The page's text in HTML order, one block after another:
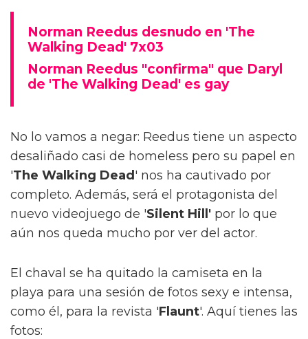
Norman Reedus desnudo en 'The
Walking Dead' 7x03
Norman Reedus "confirma" que Daryl
de 'The Walking Dead' es gay
No lo vamos a negar: Reedus tiene un aspecto
desaliñado casi de homeless pero su papel en
'The Walking Dead ' nos ha cautivado por
completo. Además, será el protagonista del
nuevo videojuego de 'Silent Hill' por lo que
aún nos queda mucho por ver del actor.
El chaval se ha quitado la camiseta en la
playa para una sesión de fotos sexy e intensa,
como él, para la revista 'Flaunt'. Aquí tienes las
fotos: